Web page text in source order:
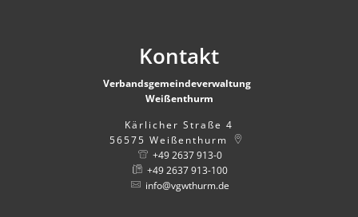
Kontakt
Verbandsgemeindeverwaltung
Weißenthurm
Kärlicher Straße 4
56575 Weißenthurm
+49 2637 913-0
+49 2637 913-100
info@vgwthurm.de